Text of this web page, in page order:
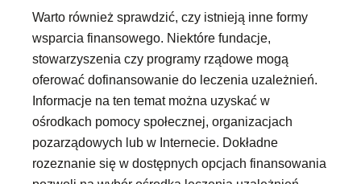
Warto również sprawdzić, czy istnieją inne formy
wsparcia finansowego. Niektóre fundacje,
stowarzyszenia czy programy rządowe mogą
oferować dofinansowanie do leczenia uzależnień.
Informacje na ten temat można uzyskać w
ośrodkach pomocy społecznej, organizacjach
pozarządowych lub w Internecie. Dokładne
rozeznanie się w dostępnych opcjach finansowania